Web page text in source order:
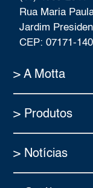
Rua Maria
Jardim
CEP: 07171-140
> A Motta
> Produtos
> Notícias